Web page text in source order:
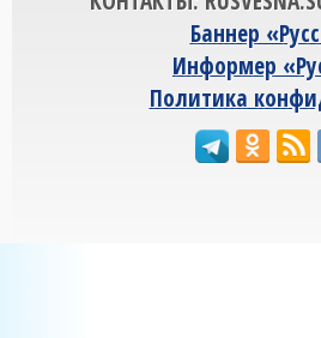
Баннер
Информер
Политика